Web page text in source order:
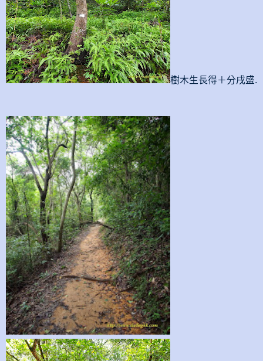
樹木生長得＋分戌盛.